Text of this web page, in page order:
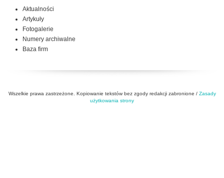
Aktualności
Artykuły
Fotogalerie
Numery archiwalne
Baza firm
Wszelkie prawa zastrzeżone. Kopiowanie tekstów bez zgody redakcji zabronione / Zasady
użytkowania strony